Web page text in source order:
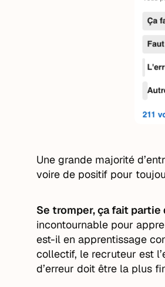
Une grande majorité
voire de positif pour
Se tromper, ça fait partie
incontournable pour
est-il en apprentissage
collectif, le recruteur est
d’erreur doit être la plus